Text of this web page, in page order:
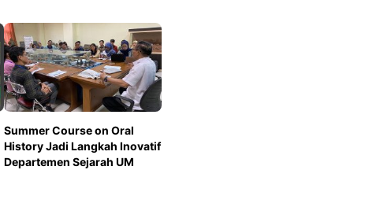
Summer Course on Oral
History Jadi Langkah Inovatif
Departemen Sejarah UM